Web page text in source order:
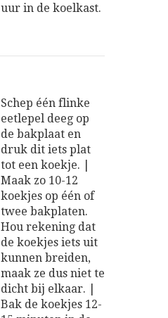
uur in de koelkast.
Schep één flinke
eetlepel deeg op
de bakplaat en
druk dit iets plat
tot een koekje. |
Maak zo 10-12
koekjes op één of
twee bakplaten.
Hou rekening dat
de koekjes iets uit
kunnen breiden,
maak ze dus niet te
dicht bij elkaar. |
Bak de koekjes 12-